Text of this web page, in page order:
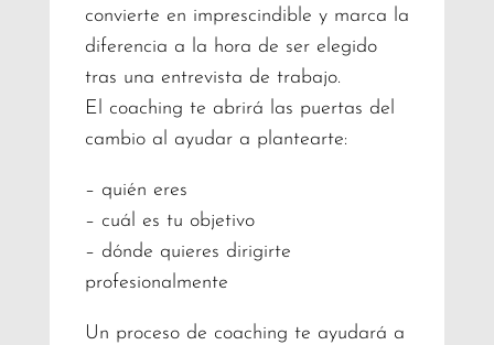
convierte en imprescindible y marca la
diferencia a la hora de ser elegido
tras una entrevista de trabajo.
El coaching te abrirá las puertas del
cambio al ayudar a plantearte:
– quién eres
– cuál es tu objetivo
– dónde quieres dirigirte
profesionalmente
Un proceso de coaching te ayudará a